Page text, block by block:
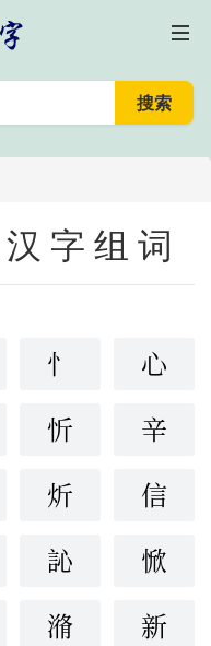
字组词
忄
心
忻
辛
炘
信
訫
惞
潃
新